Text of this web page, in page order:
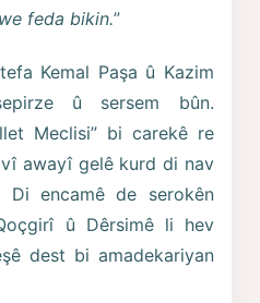
feda bikin.”
Kemal Paşa û Kazim
û sersem bûn.
Meclisi” bi carekê re
awayî gelê kurd di nav
encamê de serokên
û Dêrsimê li hev
dest bi amadekariyan